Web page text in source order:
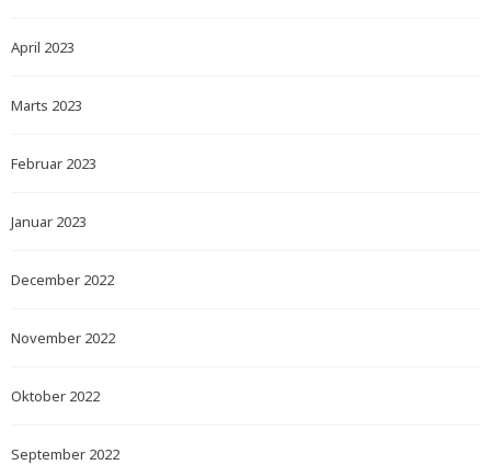
April 2023
Marts 2023
Februar 2023
Januar 2023
December 2022
November 2022
Oktober 2022
September 2022